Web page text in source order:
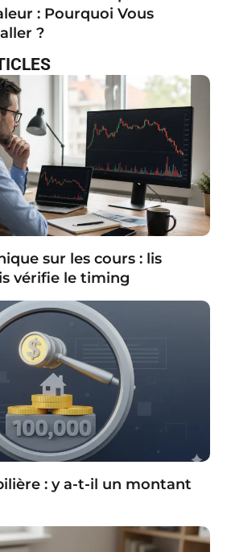
: Pourquoi Vous
?
sur les cours : lis
vérifie le timing
: y a-t-il un montant